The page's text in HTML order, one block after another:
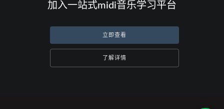
加入一站式midi音乐学习平台
立即查看
了解详情